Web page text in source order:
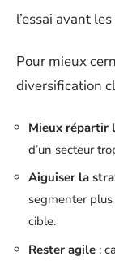
l’essai avant
Pour mieux
diversification
Mieux répartir
d’un secteur
Aiguiser la
segmenter
cible.
Rester agile :